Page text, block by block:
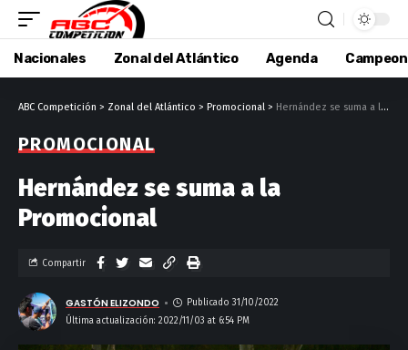
Nacionales Zonal del Atlántico Agenda
ABC Competición > Zonal del Atlántico > Promocional > Hernández se suma a la Promocional
PROMOCIONAL
Hernández se suma a la
Promocional
Última actualización: 2022/11/03 at 6:54 PM
GASTÓN ELIZONDO Publicado 31/10/2022
Compartir